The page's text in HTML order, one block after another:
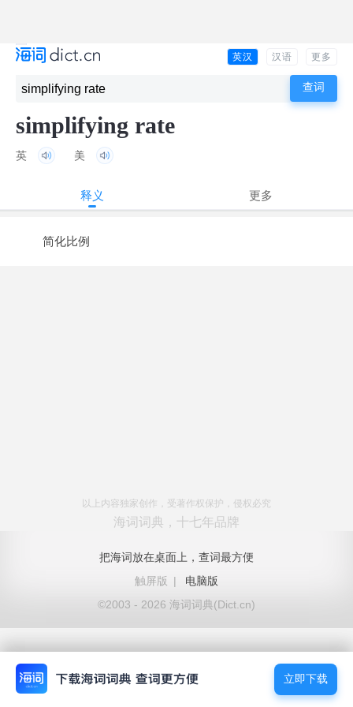
英汉 汉语 更多
simplifying rate
英 美
释义 更多
简化比例
以上内容独家创作，受著作权保护，侵权必究
海词词典，十七年品牌
把海词放在桌面上，查词最方便
触屏版
|
电脑版
©2003 - 2026 海词词典(Dict.cn)
立即下载
立即下载